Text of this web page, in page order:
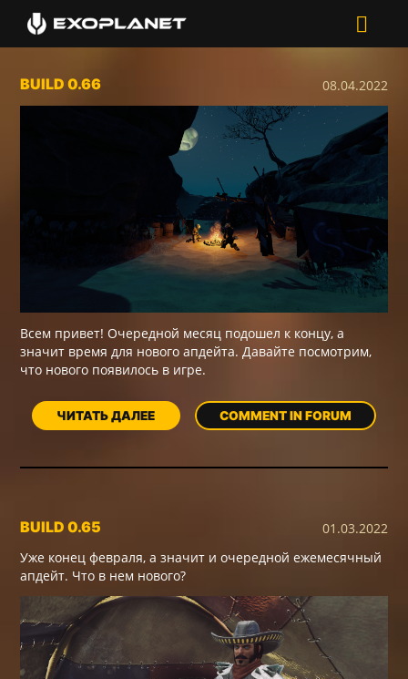
08.04.2022
BUILD 0.66
Всем привет! Очередной месяц подошел к концу, а
значит время для нового апдейта. Давайте посмотрим,
что нового появилось в игре.
ЧИТАТЬ ДАЛЕЕ COMMENT IN FORUM
01.03.2022
BUILD 0.65
Уже конец февраля, а значит и очередной ежемесячный
апдейт. Что в нем нового?